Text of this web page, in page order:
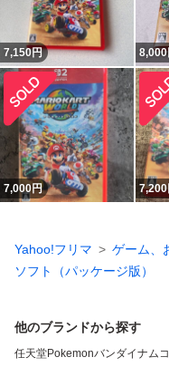
7,150円 8,000
7,000円 7,200
Yahoo!フリマ ゲーム、
ソフト（パッケージ版）
他のブランドから探す
任天堂Pokemonバンダイナム